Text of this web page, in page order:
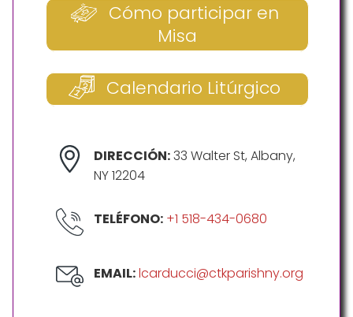
Cómo participar en
Misa
Calendario Litúrgico
DIRECCIÓN:33 Walter St, Albany,
NY 12204
TELÉFONO: +1 518-434-0680
EMAIL:lcarducci@ctkparishny.org